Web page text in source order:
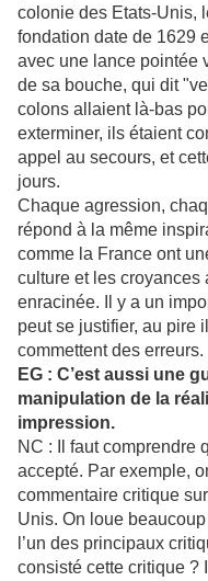
colonie des Etats-Unis,
fondation date de 1629
avec une lance pointée
de sa bouche, qui dit
colons allaient là-bas
exterminer, ils étaient
appel au secours, et
jours.
Chaque agression,
répond à la même
comme la France ont
culture et les
enracinée. Il y a un
peut se justifier, au pire
commettent des erreurs.
EG : C’est aussi une
manipulation de la
impression.
NC : Il faut comprendre
accepté. Par exemple,
commentaire critique
Unis. On loue
l’un des principaux
consisté cette critique ?